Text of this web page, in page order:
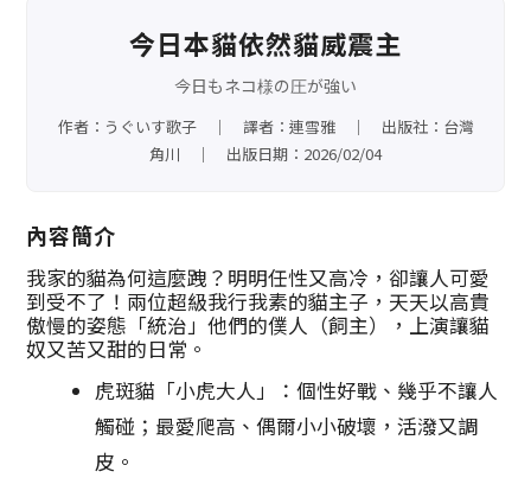
今日本貓依然貓威震主
今日もネコ様の圧が強い
作者：うぐいす歌子 ｜ 譯者：連雪雅 ｜ 出版社：台灣
角川 ｜ 出版日期：2026/02/04
內容簡介
我家的貓為何這麼跩？明明任性又高冷，卻讓人可愛
到受不了！兩位超級我行我素的貓主子，天天以高貴
傲慢的姿態「統治」他們的僕人（飼主），上演讓貓
奴又苦又甜的日常。
虎斑貓「小虎大人」：個性好戰、幾乎不讓人
觸碰；最愛爬高、偶爾小小破壞，活潑又調
皮。